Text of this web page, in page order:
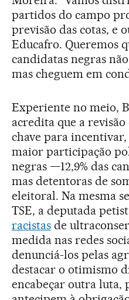
partidos do campo
previsão das cotas, e
Educafro. Queremos
candidatas negras
mas cheguem em
Experiente no meio,
acredita que a
chave para
maior participação
negras —12,9% das
mas detentoras de
eleitoral. Na mesma
TSE, a deputada
racistasde
medida nas redes
denunciá-los pelas
destacar o otimismo
encabeçar outra luta,